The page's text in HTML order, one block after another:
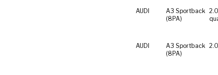
AUDI
A3 Sportback
(8PA)
AUDI
A3 Sportback
(8PA)